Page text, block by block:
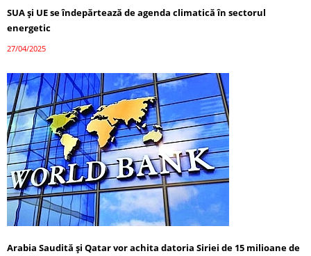
SUA și UE se îndepărtează de agenda climatică în sectorul
energetic
27/04/2025
Arabia Saudită și Qatar vor achita datoria Siriei de 15 milioane de